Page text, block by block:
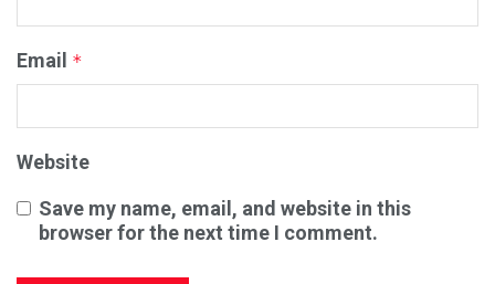
Email *
Website
Save my name, email, and website in this
browser for the next time I comment.